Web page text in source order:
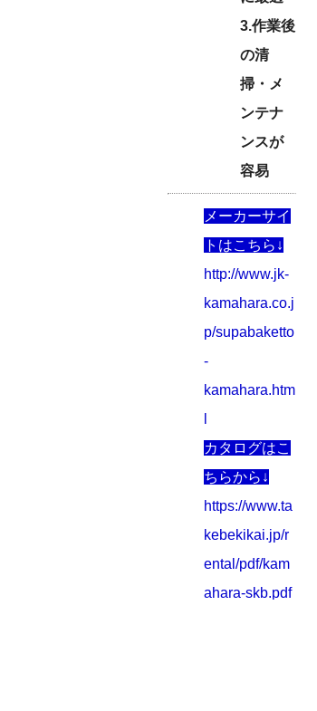
3.作業後
の清
掃・メ
ンテナ
ンスが
容易
メーカーサイ
トはこちら↓
http://www.jk-
kamahara.co.j
p/supabaketto
-
kamahara.htm
カタログはこ
ちらから↓
https://www.ta
kebekikai.jp/r
ental/pdf/kam
ahara-skb.pdf